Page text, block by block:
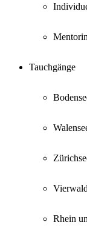
Tauchgänge
Rhein